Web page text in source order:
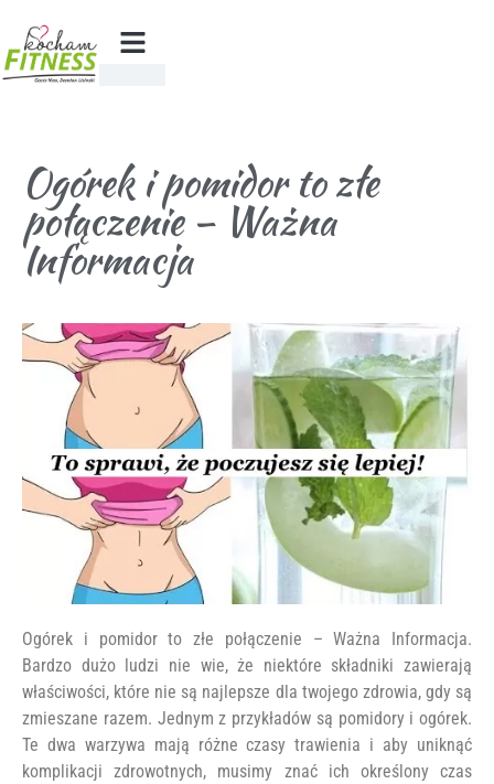
Ogórek i pomidor to złe
połączenie – Ważna
Informacja
Ogórek i pomidor to złe połączenie – Ważna Informacja.
Bardzo dużo ludzi nie wie, że niektóre składniki zawierają
właściwości, które nie są najlepsze dla twojego zdrowia, gdy są
zmieszane razem. Jednym z przykładów są pomidory i ogórek.
Te dwa warzywa mają różne czasy trawienia i aby uniknąć
komplikacji zdrowotnych, musimy znać ich określony czas